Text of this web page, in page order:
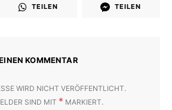
TEILEN TEILEN
KOMMENTAR
WIRD NICHT VERÖFFENTLICHT.
SIND MIT * MARKIERT.